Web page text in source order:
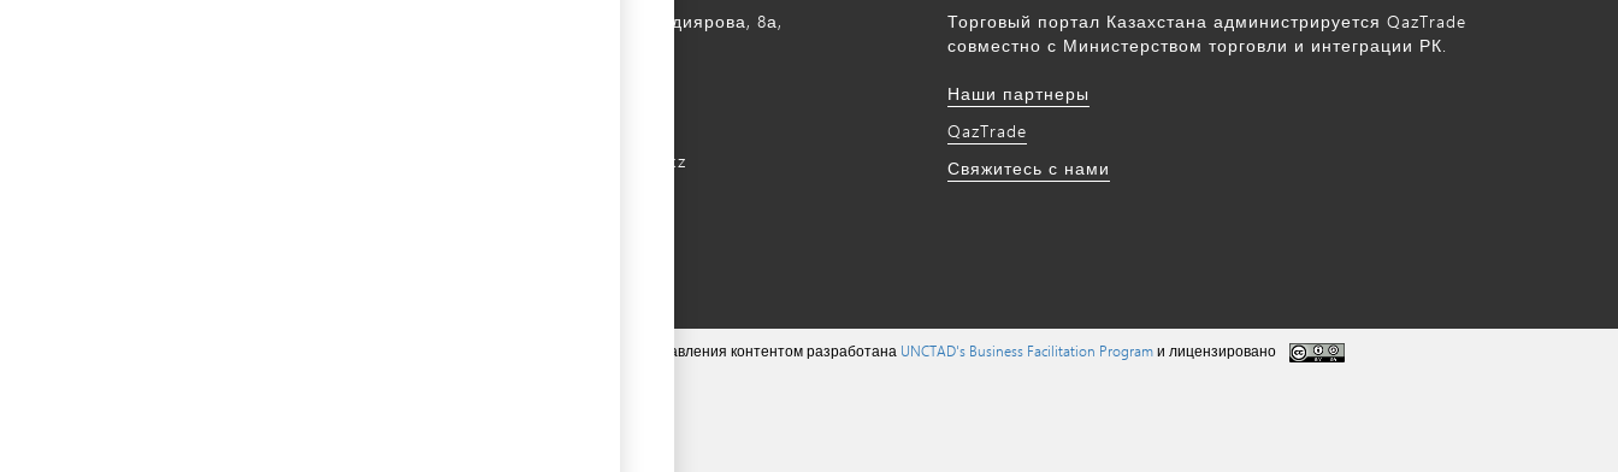
г. Астана, ул. С. Асфендиярова, 8а,
kense@qaztrade.org.kz
Торговый портал Казахстана администрируется QazTrade
совместно с Министерством торговли и интеграции РК.
Наши партнеры
QazTrade
Свяжитесь с нами
Авторское право принадлежит eRegulations ©, система управления контентом разработана UNCTAD's Business Facilitation Programи лицензировано